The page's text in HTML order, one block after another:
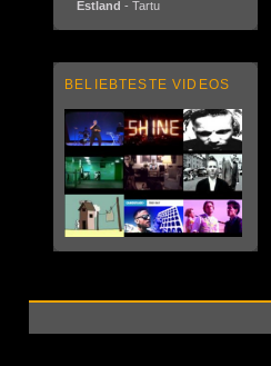
Estland - Tartu
BELIEBTESTE VIDEOS